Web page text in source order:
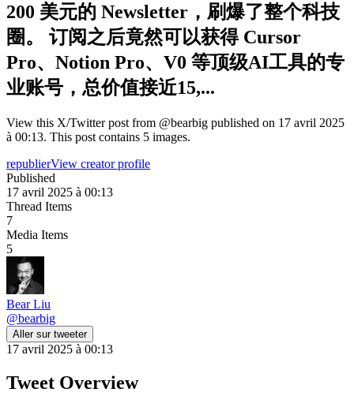
200 美元的 Newsletter，刷爆了整个科技
圈。 订阅之后竟然可以获得 Cursor
Pro、Notion Pro、V0 等顶级AI工具的专
业账号，总价值接近15,...
View this X/Twitter post from @bearbig published on 17 avril 2025
à 00:13. This post contains 5 images.
republierView creator profile
Published
17 avril 2025 à 00:13
Thread Items
7
Media Items
5
Bear Liu
@bearbig
Aller sur tweeter
17 avril 2025 à 00:13
Tweet Overview